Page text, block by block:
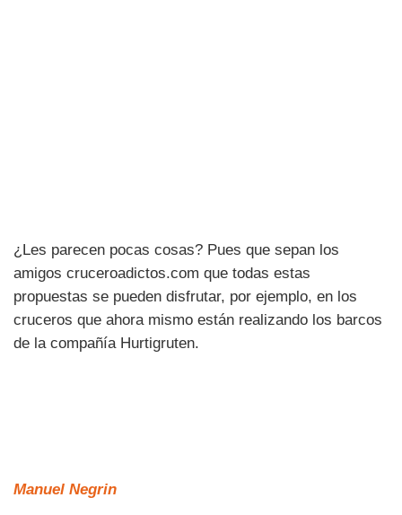
¿Les parecen pocas cosas? Pues que sepan los
amigos cruceroadictos.com que todas estas
propuestas se pueden disfrutar, por ejemplo, en los
cruceros que ahora mismo están realizando los barcos
de la compañía Hurtigruten.
Manuel Negrin